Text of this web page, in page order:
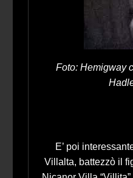
Foto: Hemigway
E’ poi
Villalta, battezzò il